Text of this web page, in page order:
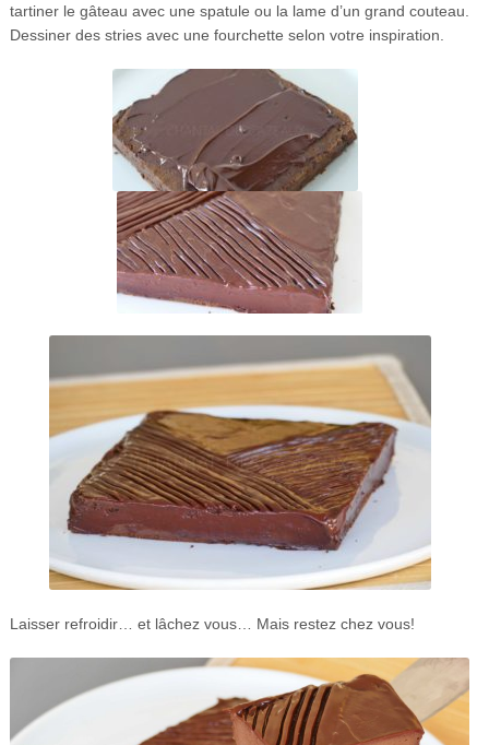
tartiner le gâteau avec une spatule ou la lame d’un grand couteau.
Dessiner des stries avec une fourchette selon votre inspiration.
Laisser refroidir… et lâchez vous… Mais restez chez vous!